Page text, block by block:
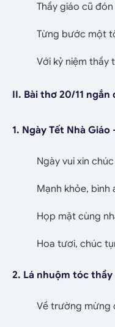
Thầy giáo cũ
Từng bước một
Với kỷ niệm thầy
II. Bài thơ 20/11
1. Ngày Tết Nhà Giáo
Ngày vui xin
Mạnh khỏe, bình
Họp mặt cùng
Hoa tươi, chúc
2. Lá nhuộm tóc thầy
Về trường mừng